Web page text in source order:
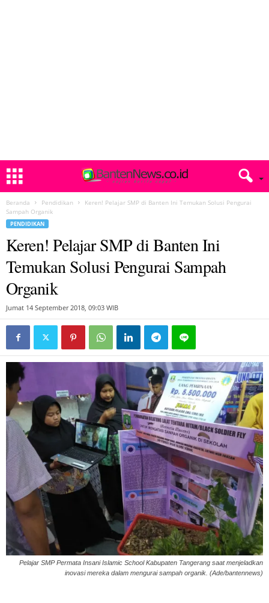
Beranda Pendidikan
Keren! Pelajar SMP di Banten Ini Temukan Solusi Pengurai
Sampah Organik
PENDIDIKAN
Keren! Pelajar SMP di Banten Ini
Temukan Solusi Pengurai Sampah
Organik
Jumat 14 September 2018, 09:03 WIB
Pelajar SMP Permata Insani Islamic School Kabupaten Tangerang saat menjeladkan
inovasi mereka dalam mengurai sampah organik. (Ade/bantennews)